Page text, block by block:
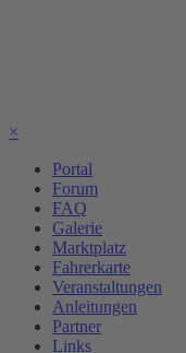
×
Portal
Forum
FAQ
Galerie
Marktplatz
Fahrerkarte
Veranstaltungen
Anleitungen
Partner
Links